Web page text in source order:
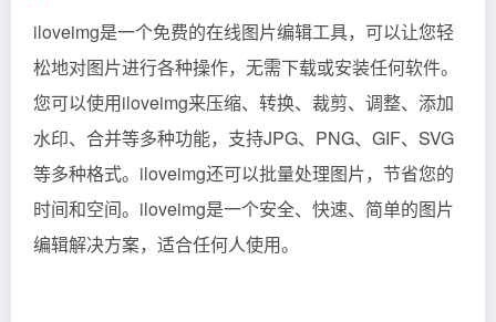
iloveimg是一个免费的在线图片编辑工具，可以让您轻
松地对图片进行各种操作，无需下载或安装任何软件。
您可以使用iloveimg来压缩、转换、裁剪、调整、添加
水印、合并等多种功能，支持JPG、PNG、GIF、SVG
等多种格式。iloveimg还可以批量处理图片，节省您的
时间和空间。iloveimg是一个安全、快速、简单的图片
编辑解决方案，适合任何人使用。